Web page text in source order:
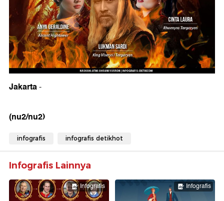
Jakarta-
(nu2/nu2)
infografis infografis detikhot
Infografis Lainnya
Infografis Infografis